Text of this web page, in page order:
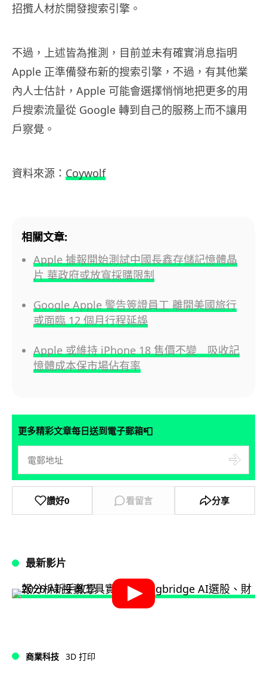
招攬人材於開發搜索引擎。
不過，上述皆為推測，目前並未有確實消息指明
Apple 正準備發布新的搜索引擎，不過，有其他業
內人士估計，Apple 可能會選擇悄悄地把更多的用
戶搜索流量從 Google 轉到自己的服務上而不讓用
戶察覺。
資料來源： Coywolf
相關文章:
Apple 據報開始測試中國長鑫存儲記憶體晶
片 華政府或放寬採購限制
Google Apple 警告簽證員工 離開美國旅行
或面臨 12 個月行程延誤
Apple 或維持 iPhone 18 售價不變 吸收記
憶體成本保市場佔有率
更多精彩文章每日送到電子郵箱📮
讚好0 看留言 分享
最新影片
商業科技 3D 打印